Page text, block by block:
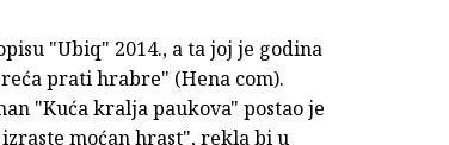
"Ubiq" 2014., a ta joj je godina
prati hrabre" (Hena com).
"Kuća kralja paukova" postao je
moćan hrast", rekla bi u